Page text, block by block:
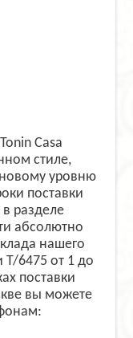
Casa
стиле,
уровню
поставки
разделе
абсолютно
нашего
6475 от 1 до
поставки
вы можете